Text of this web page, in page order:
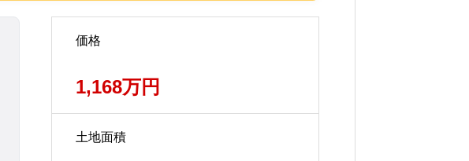
価格
1,168万円
土地面積